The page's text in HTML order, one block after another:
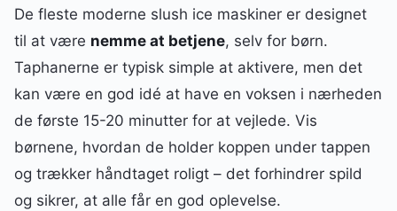
De fleste moderne slush ice maskiner er designet
til at være nemme at betjene, selv for børn.
Taphanerne er typisk simple at aktivere, men det
kan være en god idé at have en voksen i nærheden
de første 15-20 minutter for at vejlede. Vis
børnene, hvordan de holder koppen under tappen
og trækker håndtaget roligt – det forhindrer spild
og sikrer, at alle får en god oplevelse.